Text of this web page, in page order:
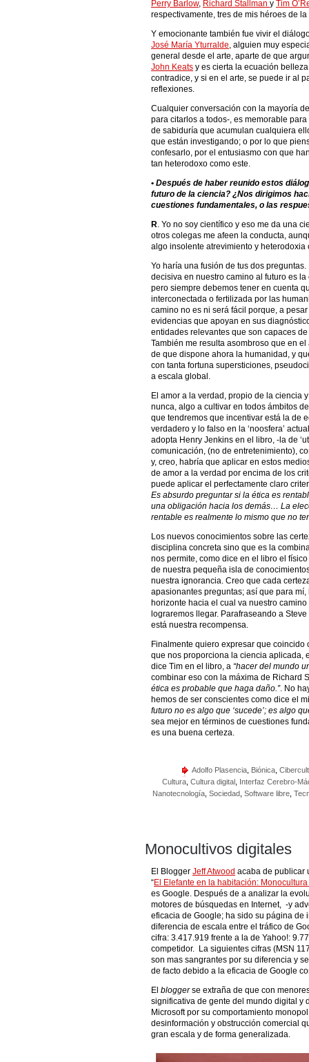
Perry Barlow, Richard Stallman y Tim
respectivamente, tres de mis héroes de
Y emocionante también fue vivir el
José María Yturralde, alguien muy
general desde el arte, aparte de que
John Keats y es cierta la ecuación
contradice, y si en el arte, se puede ir al
reflexiones.
Cualquier conversación con la mayoría
para citarlos a todos-, es memorable
de sabiduría que acumulan cualquiera
que están investigando; o por lo que
confesarlo, por el entusiasmo con que
tan heterodoxo como este.
• Después de haber reunido estos
futuro de la ciencia? ¿Nos dirigimos
cuestiones fundamentales, o las
R. Yo no soy científico y eso me da una
otros colegas me afeen la conducta,
algo insolente atrevimiento y heterodoxia
Yo haría una fusión de tus dos
decisiva en nuestro camino al futuro es
pero siempre debemos tener en cuenta
interconectada o fertilizada por las
camino no es ni será fácil porque, a
evidencias que apoyan en sus
entidades relevantes que son capaces
También me resulta asombroso que en
de que dispone ahora la humanidad, y
con tanta fortuna supersticiones,
a escala global.
El amor a la verdad, propio de la ciencia
nunca, algo a cultivar en todos ámbitos
que tendremos que incentivar está la de
verdadero y lo falso en la ‘noosfera’
adopta Henry Jenkins en el libro, -la de
comunicación, (no de entretenimiento),
y, creo, habría que aplicar en estos
de amor a la verdad por encima de los
puede aplicar el perfectamente claro
Es absurdo preguntar si la ética es
una obligación hacia los demás… La
rentable es realmente lo mismo que no
Los nuevos conocimientos sobre las
disciplina concreta sino que es la
nos permite, como dice en el libro el
de nuestra pequeña isla de
nuestra ignorancia. Creo que cada
apasionantes preguntas; así que para
horizonte hacia el cual va nuestro
lograremos llegar. Parafraseando a
está nuestra recompensa.
Finalmente quiero expresar que coincido
que nos proporciona la ciencia aplicada,
dice Tim en el libro, a “hacer del mundo
combinar eso con la máxima de Richard
ética es probable que haga daño.”. No
hemos de ser conscientes como dice el
futuro no es algo que ‘sucede’; es algo
sea mejor en términos de cuestiones
es una buena certeza.
Adolfo Plasencia Biónica
Cultura Cultura digital Interfaz Cerebro-
Nanotecnología Sociedad Software libre
Monocultivos digitales
El Blogger Jeff Atwood acaba de publicar
“El Elefante en la habitación:
es Google. Después de a analizar la
motores de búsquedas en Internet, -y
eficacia de Google; ha sido su página de
diferencia de escala entre el tráfico de
cifra: 3.417.919 frente a la de Yahoo!:
competidor. La siguientes cifras (MSN
son mas sangrantes por su diferencia y
de facto debido a la eficacia de Google
El bloggerse extraña de que con
significativa de gente del mundo digital y
Microsoft por su comportamiento
desinformación y obstrucción comercial
gran escala y de forma generalizada.